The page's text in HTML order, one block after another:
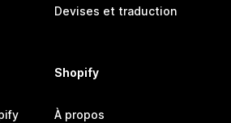
Devises et traduction
Shopify
À propos